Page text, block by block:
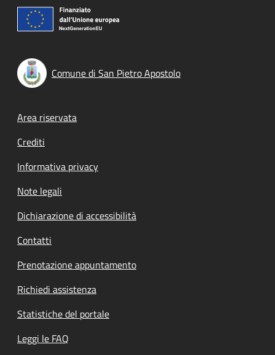
Comune di San Pietro Apostolo
Footer menu
Area riservata
Crediti
Informativa privacy
Note legali
Dichiarazione di accessibilità
Contatti
Prenotazione appuntamento
Richiedi assistenza
Statistiche del portale
Leggi le FAQ